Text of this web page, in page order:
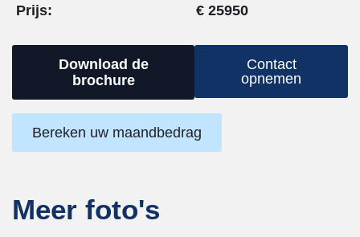
Prijs: € 25950
Download de
brochure
Contact
opnemen
Bereken uw maandbedrag
Meer foto's